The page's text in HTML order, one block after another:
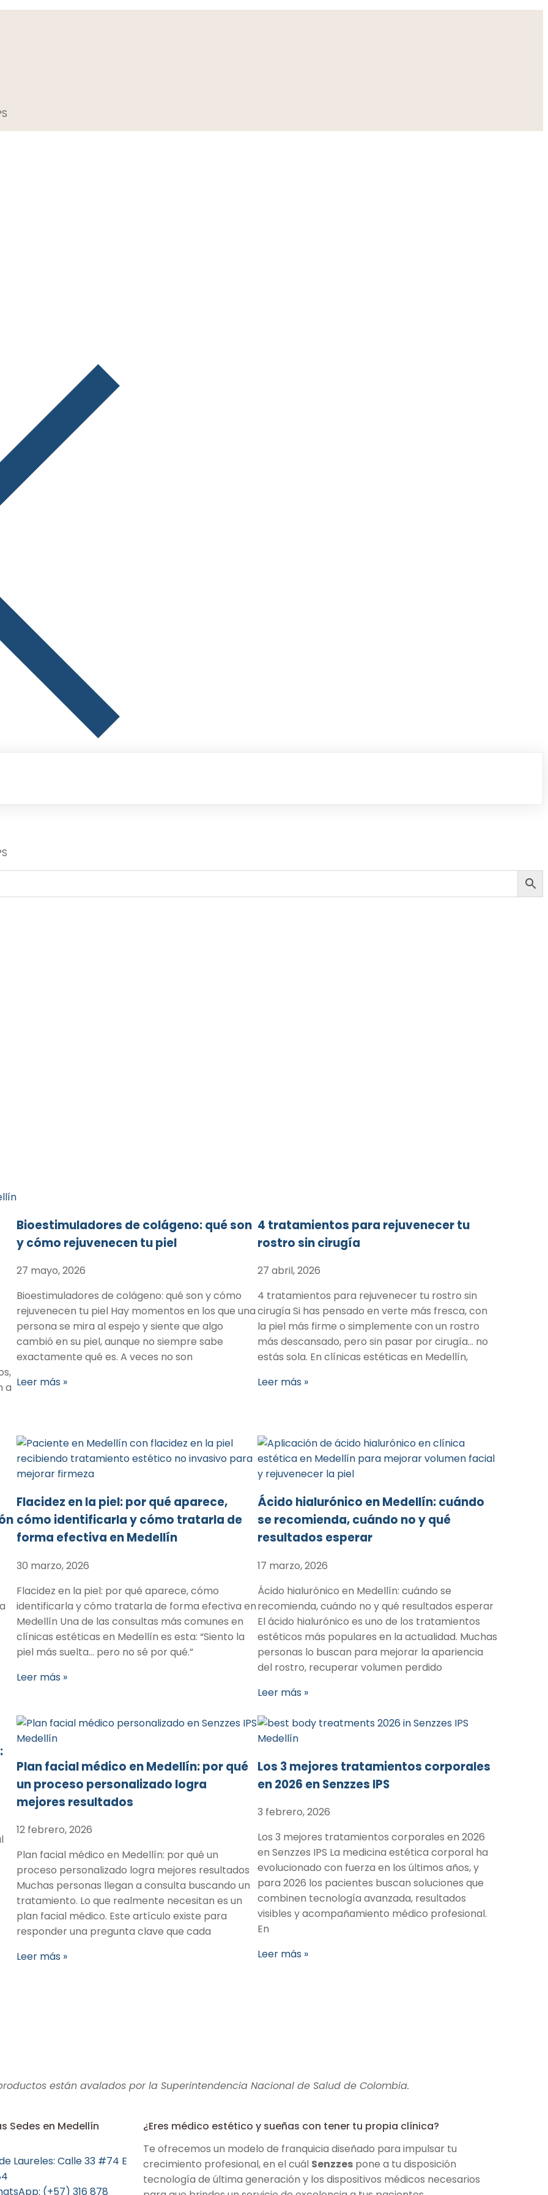
a
Bioestimuladores de colágeno: qué son
y cómo rejuvenecen tu piel
27 mayo, 2026
Bioestimuladores de colágeno: qué son y cómo
rejuvenecen tu piel Hay momentos en los que una
persona se mira al espejo y siente que algo
cambió en su piel, aunque no siempre sabe
exactamente qué es. A veces no son
Leer más »
4 tratamientos para rejuvenecer tu
rostro sin cirugía
27 abril, 2026
4 tratamientos para rejuvenecer tu rostro sin
cirugía Si has pensado en verte más fresca, con
la piel más firme o simplemente con un rostro
más descansado, pero sin pasar por cirugía… no
estás sola. En clínicas estéticas en Medellín,
Leer más »
Flacidez en la piel: por qué aparece,
cómo identificarla y cómo tratarla de
forma efectiva en Medellín
30 marzo, 2026
Flacidez en la piel: por qué aparece, cómo
identificarla y cómo tratarla de forma efectiva en
Medellín Una de las consultas más comunes en
clínicas estéticas en Medellín es esta: “Siento la
piel más suelta… pero no sé por qué.”
Leer más »
Ácido hialurónico en Medellín: cuándo
se recomienda, cuándo no y qué
resultados esperar
17 marzo, 2026
Ácido hialurónico en Medellín: cuándo se
recomienda, cuándo no y qué resultados esperar
El ácido hialurónico es uno de los tratamientos
estéticos más populares en la actualidad. Muchas
personas lo buscan para mejorar la apariencia
del rostro, recuperar volumen perdido
Leer más »
Plan facial médico en Medellín: por qué
un proceso personalizado logra
mejores resultados
12 febrero, 2026
Plan facial médico en Medellín: por qué un
proceso personalizado logra mejores resultados
Muchas personas llegan a consulta buscando un
tratamiento. Lo que realmente necesitan es un
plan facial médico. Este artículo existe para
responder una pregunta clave que cada
Leer más »
Los 3 mejores tratamientos corporales
en 2026 en Senzzes IPS
3 febrero, 2026
Los 3 mejores tratamientos corporales en 2026
en Senzzes IPS La medicina estética corporal ha
evolucionado con fuerza en los últimos años, y
para 2026 los pacientes buscan soluciones que
combinen tecnología avanzada, resultados
visibles y acompañamiento médico profesional.
En
Leer más »
están avalados por la Superintendencia Nacional de Salud de Colombia.
Sedes en Medellín
Laureles: Calle 33 #74 E
(+57) 316 878
¿Eres médico estético y sueñas con tener tu propia clínica?
Te ofrecemos un modelo de franquicia diseñado para impulsar tu
crecimiento profesional, en el cuál Senzzes pone a tu disposición
tecnología de última generación y los dispositivos médicos necesarios